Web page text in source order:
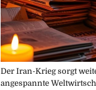
Der Iran-Krieg sorgt
angespannte